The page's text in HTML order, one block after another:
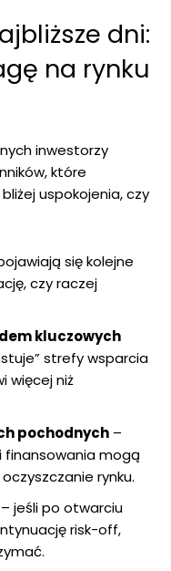
dni:
na rynku
inwestorzy
które
uspokojenia, czy
się kolejne
czy raczej
kluczowych
strefy wsparcia
więcej niż
pochodnych –
finansowania mogą
rynku.
– jeśli po otwarciu
risk-off,